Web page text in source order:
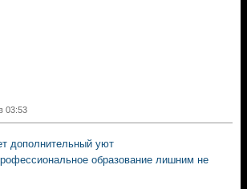
03:53
дополнительный уют
образование лишним не